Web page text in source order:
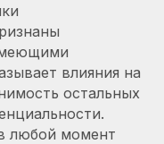
влияния на
остальных
любой момент